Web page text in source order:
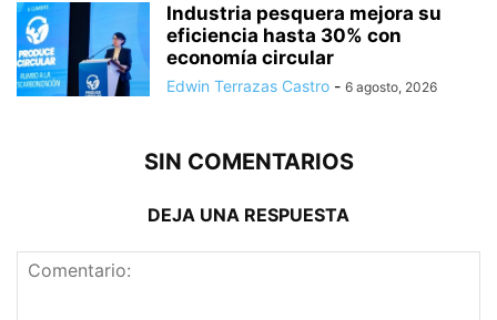
Industria pesquera mejora su
eficiencia hasta 30% con
economía circular
Edwin Terrazas Castro - 6 agosto, 2026
SIN COMENTARIOS
DEJA UNA RESPUESTA